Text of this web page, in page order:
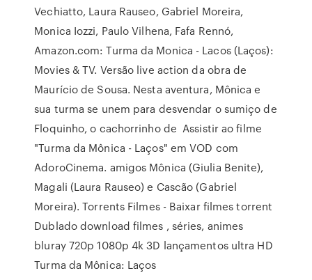
Vechiatto, Laura Rauseo, Gabriel Moreira,
Monica Iozzi, Paulo Vilhena, Fafa Rennó,
Amazon.com: Turma da Monica - Lacos (Laços):
Movies & TV. Versão live action da obra de
Maurício de Sousa. Nesta aventura, Mônica e
sua turma se unem para desvendar o sumiço de
Floquinho, o cachorrinho de Assistir ao filme
"Turma da Mônica - Laços" em VOD com
AdoroCinema. amigos Mônica (Giulia Benite),
Magali (Laura Rauseo) e Cascão (Gabriel
Moreira). Torrents Filmes - Baixar filmes torrent
Dublado download filmes , séries, animes
bluray 720p 1080p 4k 3D lançamentos ultra HD
Turma da Mônica: Laços